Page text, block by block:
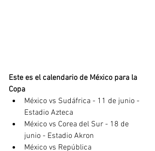
Este es el calendario de México para la
Copa
México vs Sudáfrica - 11 de junio -
Estadio Azteca
México vs Corea del Sur - 18 de
junio - Estadio Akron
México vs República